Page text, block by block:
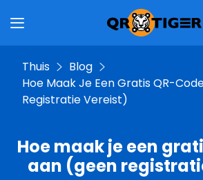
Thuis
Blog
Hoe Maak Je Een Gratis QR-
Registratie Vereist)
Hoe maak je een
aan (geen